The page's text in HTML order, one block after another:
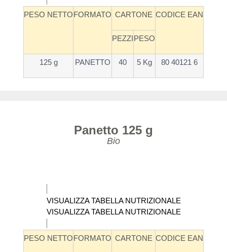
PESO NETTOFORMATO CARTONE CODICE EAN
PEZZIPESO
125 g PANETTO 40 5 Kg 80 40121 6
Panetto 125 g
Bio
PESO NETTOFORMATO CARTONE CODICE EAN
VISUALIZZA TABELLA NUTRIZIONALE
VISUALIZZA TABELLA NUTRIZIONALE